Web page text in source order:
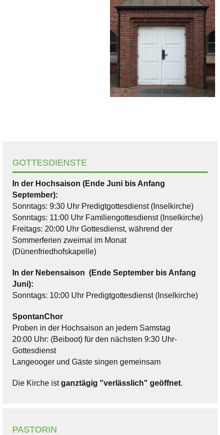
GOTTESDIENSTE
In der Hochsaison (Ende Juni bis Anfang
September):
Sonntags: 9:30 Uhr Predigtgottesdienst (Inselkirche)
Sonntags: 11:00 Uhr Familiengottesdienst (Inselkirche)
Freitags: 20:00 Uhr Gottesdienst, während der
Sommerferien zweimal im Monat
(Dünenfriedhofskapelle)
In der Nebensaison (Ende September bis Anfang
Juni):
Sonntags: 10:00 Uhr Predigtgottesdienst (Inselkirche)
SpontanChor
Proben in der Hochsaison an jedem Samstag
20:00 Uhr: (Beiboot) für den nächsten 9:30 Uhr-
Gottesdienst
Langeooger und Gäste singen gemeinsam
Die Kirche istganztägig "verlässlich" geöffnet.
PASTORIN